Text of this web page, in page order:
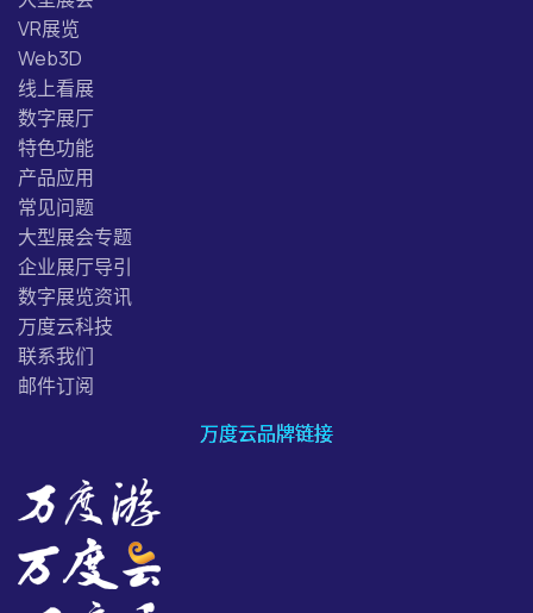
VR展览
Web3D
线上看展
数字展厅
特色功能
产品应用
常见问题
大型展会专题
企业展厅导引
数字展览资讯
万度云科技
联系我们
邮件订阅
万度云品牌链接